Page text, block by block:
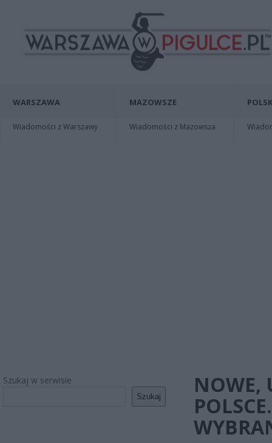
WARSZAWA
Wiadomości z Warszawy
MAZOWSZE
Wiadomości z Mazowsza
Szukaj w serwisie
Szukaj
NOWE,